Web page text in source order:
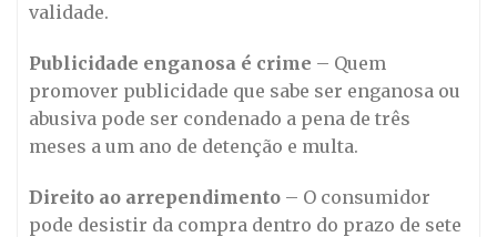
validade.
Publicidade enganosa é crime – Quem
promover publicidade que sabe ser enganosa ou
abusiva pode ser condenado a pena de três
meses a um ano de detenção e multa.
Direito ao arrependimento – O consumidor
pode desistir da compra dentro do prazo de sete